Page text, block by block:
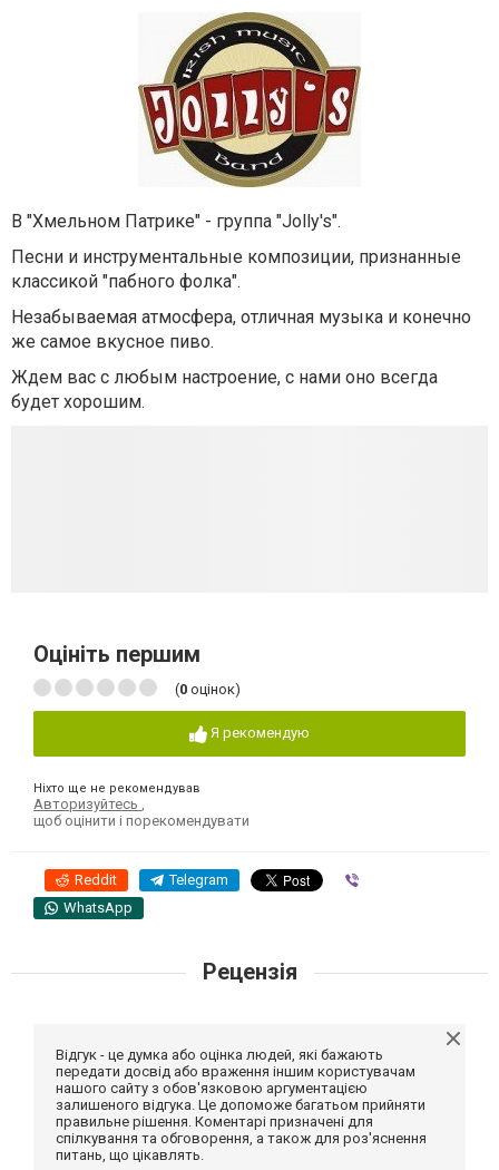
В "Хмельном Патрике" - группа "Jolly's".
Песни и инструментальные композиции, признанные
классикой "пабного фолка".
Незабываемая атмосфера, отличная музыка и конечно
же самое вкусное пиво.
Ждем вас с любым настроение, с нами оно всегда
будет хорошим.
Оцініть першим
(0 оцінок)
Я рекомендую
Ніхто ще не рекомендував
Авторизуйтесь
щоб оцінити і порекомендувати
Reddit Telegram
WhatsApp
Рецензія
Відгук - це думка або оцінка людей, які бажають
передати досвід або враження іншим користувачам
нашого сайту з обов'язковою аргументацією
залишеного відгука. Це допоможе багатьом прийняти
правильне рішення. Коментарі призначені для
спілкування та обговорення, а також для роз'яснення
питань, що цікавлять.